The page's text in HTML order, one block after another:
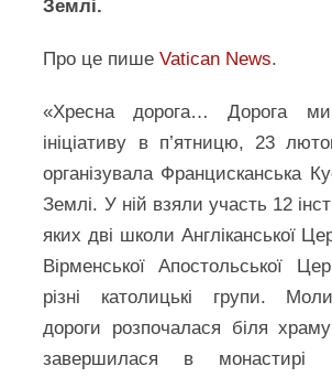
Землі.
Про це пишеVatican News.
«Хресна дорога… Дорога
ініціативу в п’ятницю, 23
організувала Францисканська
Землі. У ній взяли участь 12
яких дві школи Англіканської
Вірменської Апостольської
різні католицькі групи.
дороги розпочалася біля
завершилася в монастирі